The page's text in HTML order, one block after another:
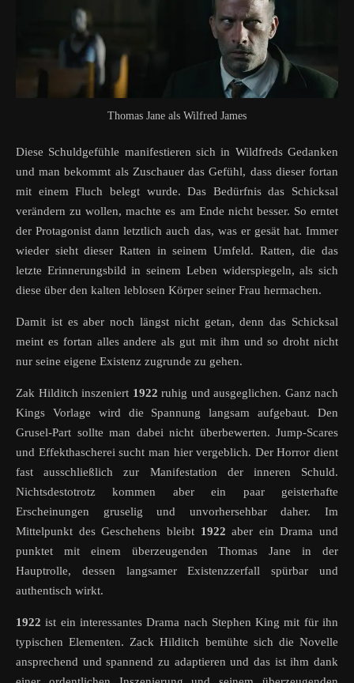
Thomas Jane als Wilfred James
Diese Schuldgefühle manifestieren sich in Wildfreds Gedanken
und man bekommt als Zuschauer das Gefühl, dass dieser fortan
mit einem Fluch belegt wurde. Das Bedürfnis das Schicksal
verändern zu wollen, machte es am Ende nicht besser. So erntet
der Protagonist dann letztlich auch das, was er gesät hat. Immer
wieder sieht dieser Ratten in seinem Umfeld. Ratten, die das
letzte Erinnerungsbild in seinem Leben widerspiegeln, als sich
diese über den kalten leblosen Körper seiner Frau hermachen.
Damit ist es aber noch längst nicht getan, denn das Schicksal
meint es fortan alles andere als gut mit ihm und so droht nicht
nur seine eigene Existenz zugrunde zu gehen.
Zak Hilditch inszeniert 1922 ruhig und ausgeglichen. Ganz nach
Kings Vorlage wird die Spannung langsam aufgebaut. Den
Grusel-Part sollte man dabei nicht überbewerten. Jump-Scares
und Effekthascherei sucht man hier vergeblich. Der Horror dient
fast ausschließlich zur Manifestation der inneren Schuld.
Nichtsdestotrotz kommen aber ein paar geisterhafte
Erscheinungen gruselig und unvorhersehbar daher. Im
Mittelpunkt des Geschehens bleibt 1922 aber ein Drama und
punktet mit einem überzeugenden Thomas Jane in der
Hauptrolle, dessen langsamer Existenzzerfall spürbar und
authentisch wirkt.
1922 ist ein interessantes Drama nach Stephen King mit für ihn
typischen Elementen. Zack Hilditch bemühte sich die Novelle
ansprechend und spannend zu adaptieren und das ist ihm dank